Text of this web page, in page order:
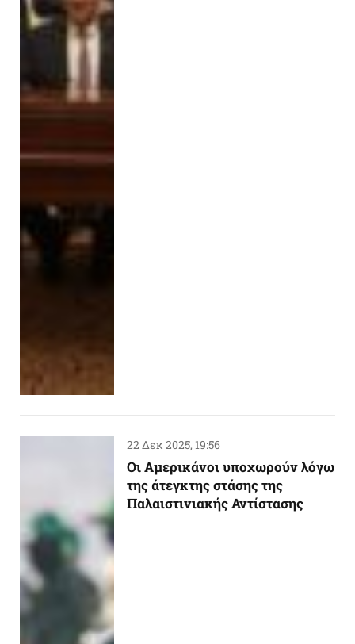
22 Δεκ 2025, 19:56
Οι Αμερικάνοι υποχωρούν λόγω
της άτεγκτης στάσης της
Παλαιστινιακής Αντίστασης